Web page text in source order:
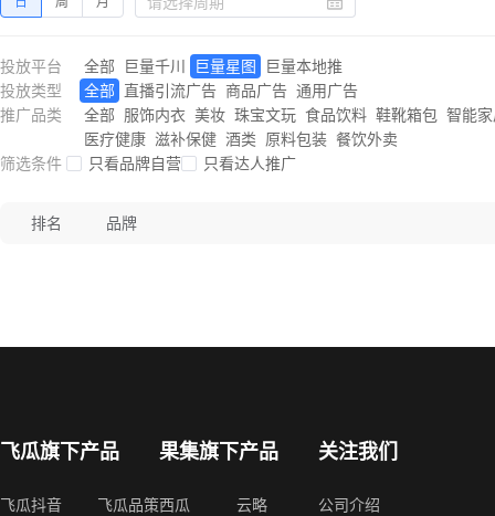
投放平台 全部 巨量千川 巨量星图 巨量本地推
投放类型
全部 直播引流广告 商品广告 通用广告
推广品类
全部 服饰内衣 美妆 珠宝文玩 食品饮料 鞋靴箱包 智能
医疗健康 滋补保健 酒类 原料包装 餐饮外卖
筛选条件
只看品牌自营 只看达人推广
排名 品牌
飞瓜旗下产品
飞瓜抖音 飞瓜品策
果集旗下产品
西瓜 云略
关注我们
公司介绍